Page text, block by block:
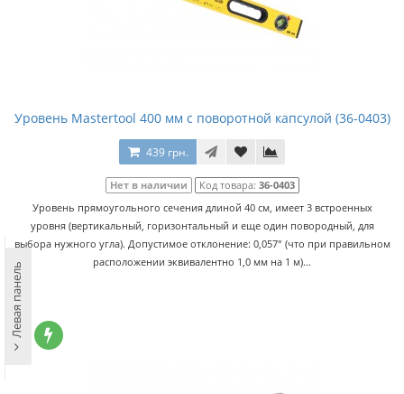
Уровень Mastertool 400 мм с поворотной капсулой (36-0403)
439 грн.
Нет в наличии Код товара: 36-0403
Уровень прямоугольного сечения длиной 40 см, имеет 3 встроенных
уровня (вертикальный, горизонтальный и еще один повородный, для
выбора нужного угла). Допустимое отклонение: 0,057° (что при правильном
расположении эквивалентно 1,0 мм на 1 м)...
Левая панель